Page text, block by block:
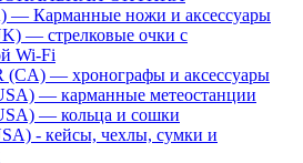
— Карманные ножи и аксессуары
— стрелковые очки с
Wi-Fi
— хронографы и аксессуары
— карманные метеостанции
— кольца и сошки
- кейсы, чехлы, сумки и